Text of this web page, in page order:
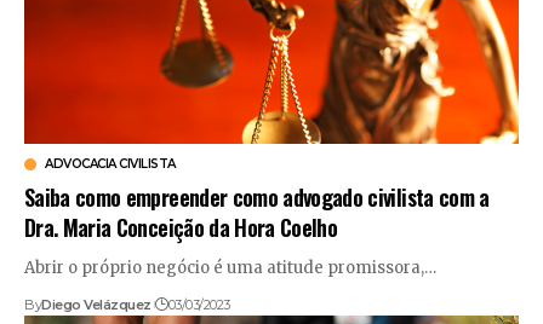
ADVOCACIA CIVILISTA
Saiba como empreender como advogado civilista com a
Dra. Maria Conceição da Hora Coelho
Abrir o próprio negócio é uma atitude promissora,…
ByDiego Velázquez 03/03/2023